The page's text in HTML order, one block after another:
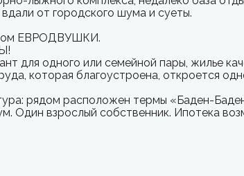
от городского шума и суеты.
ЕВРОДВУШКИ.
для одного или семейной пары, жилье
которая благоустроена, откроется
рядом расположен термы «Баден-
Один взрослый собственник. Ипотека